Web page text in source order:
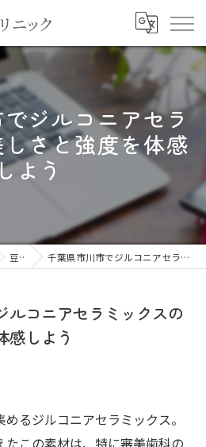
ジルコニアセラ
さと強度を体感
よう
豆知識 千葉県市川市でジルコニアセラミックスの美しさと強度を体感しよう
ルコニアセラミックスの
感しよう
るジルコニアセラミックス。
この素材は、特に審美歯科の